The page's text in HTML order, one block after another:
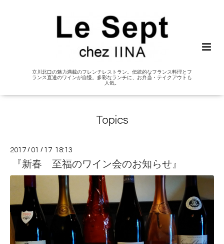
立川北口の魅力満載のフレンチレストラン。伝統的なフランス料理とフ
ランス直送のワインが自慢。多彩なランチに、お弁当・テイクアウトも
人気。
Topics
2017 /01 / 17 18:13
『新春 至福のワイン会のお知らせ』